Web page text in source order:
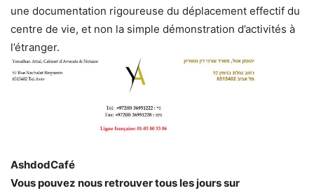
une documentation rigoureuse du déplacement effectif du
centre de vie, et non la simple démonstration d’activités à
l’étranger.
AshdodCafé
Vous pouvez nous retrouver tous les jours sur